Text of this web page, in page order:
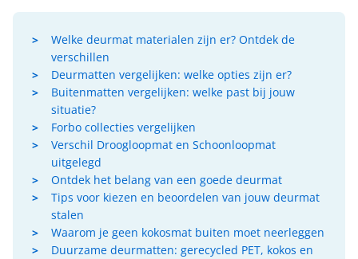
Welke deurmat materialen zijn er? Ontdek de
verschillen
Deurmatten vergelijken: welke opties zijn er?
Buitenmatten vergelijken: welke past bij jouw
situatie?
Forbo collecties vergelijken
Verschil Droogloopmat en Schoonloopmat
uitgelegd
Ontdek het belang van een goede deurmat
Tips voor kiezen en beoordelen van jouw deurmat
stalen
Waarom je geen kokosmat buiten moet neerleggen
Duurzame deurmatten: gerecycled PET, kokos en